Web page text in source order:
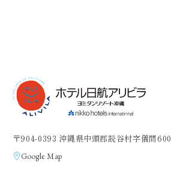
〒904-0393 沖縄県中頭郡読谷村字儀間600
Google Map